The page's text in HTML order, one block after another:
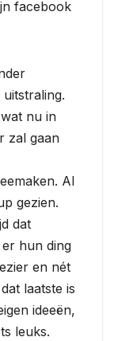
facebook
nu in
zal gaan
Al
gezien.
dat
hun ding
en nét
laatste is
ideeën,
leuks.